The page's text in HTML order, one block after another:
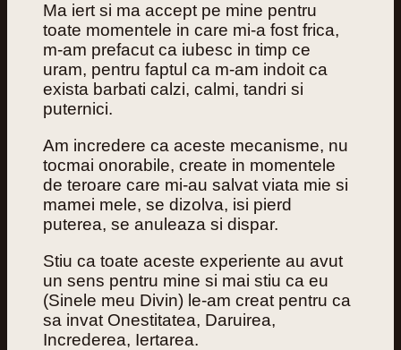
Ma iert si ma accept pe mine pentru
toate momentele in care mi-a fost frica,
m-am prefacut ca iubesc in timp ce
uram, pentru faptul ca m-am indoit ca
exista barbati calzi, calmi, tandri si
puternici.
Am incredere ca aceste mecanisme, nu
tocmai onorabile, create in momentele
de teroare care mi-au salvat viata mie si
mamei mele, se dizolva, isi pierd
puterea, se anuleaza si dispar.
Stiu ca toate aceste experiente au avut
un sens pentru mine si mai stiu ca eu
(Sinele meu Divin) le-am creat pentru ca
sa invat Onestitatea, Daruirea,
Increderea, Iertarea.